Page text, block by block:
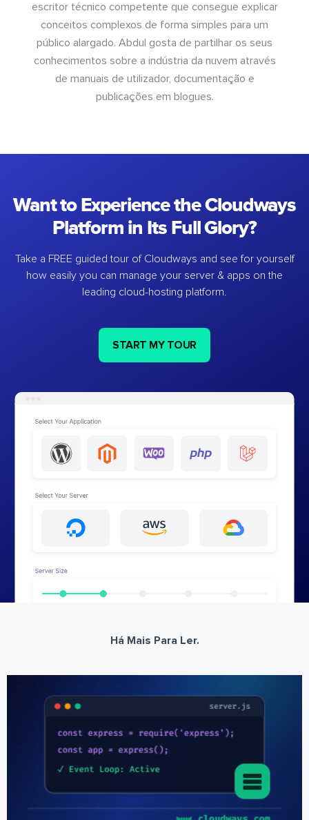
escritor técnico competente que consegue explicar
conceitos complexos de forma simples para um
público alargado. Abdul gosta de partilhar os seus
conhecimentos sobre a indústria da nuvem através
de manuais de utilizador, documentação e
publicações em blogues.
Want to Experience the Cloudways
Platform in Its Full Glory?
Take a FREE guided tour of Cloudways and see for yourself
how easily you can manage your server & apps on the
leading cloud-hosting platform.
START MY TOUR
Há Mais Para Ler.